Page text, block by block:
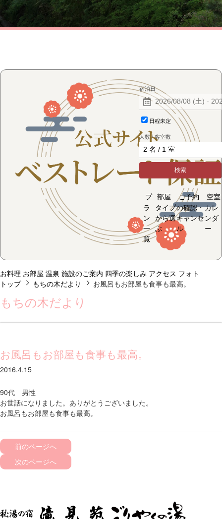
宿泊日
日程未定
人数 / 客室数
検索
プ
ラ
ン
一
覧
部屋
タイプ
から選
ぶ
ご予約
の確認・
キャンセ
ル
空室
カレ
ンダ
ー
お料理 お部屋 温泉 施設のご案内 四季の楽しみ アクセス フォト
トップ
もちの木だより お風呂もお部屋も食事も最高。
もちの木だより
お風呂もお部屋も食事も最高。
2016.4.15
90代 男性
お世話になりました。ありがとうございました。
お風呂もお部屋も食事も最高。
前のページへ
次のページへ